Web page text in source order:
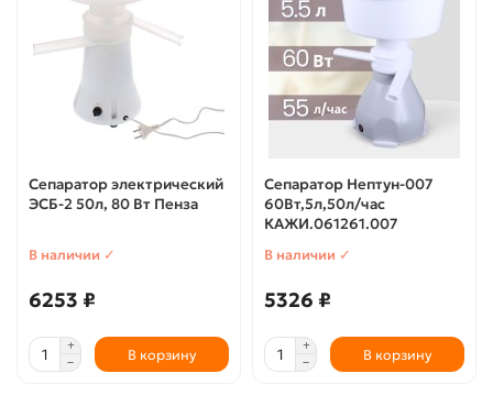
Сепаратор электрический
ЭСБ-2 50л, 80 Вт Пенза
В наличии ✓
6253 ₽
В корзину
Сепаратор Нептун-007
60Вт,5л,50л/час
КАЖИ.061261.007
В наличии ✓
5326 ₽
В корзину